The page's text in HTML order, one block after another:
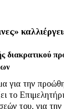
διακρατικού
για την
το
του, για